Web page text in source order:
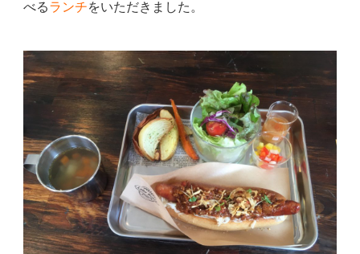
べるランチをいただきました。